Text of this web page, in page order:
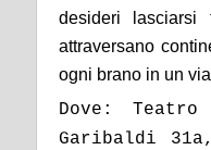
desideri lasciarsi
attraversano
ogni brano in un
Dove: Teatro
Garibaldi